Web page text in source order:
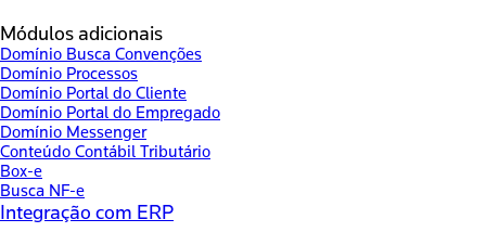
Módulos adicionais
Domínio Busca Convenções
Domínio Processos
Domínio Portal do Cliente
Domínio Portal do Empregado
Domínio Messenger
Conteúdo Contábil Tributário
Box-e
Busca NF-e
Integração com ERP